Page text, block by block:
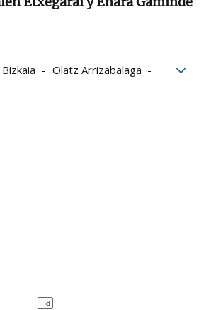
Olatz Arrizabalaga